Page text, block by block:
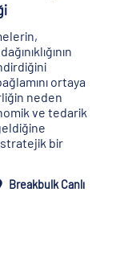
ortaya
neden
ve tedarik
stratejik bir
Breakbulk Canlı